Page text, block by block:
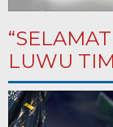
LUWU